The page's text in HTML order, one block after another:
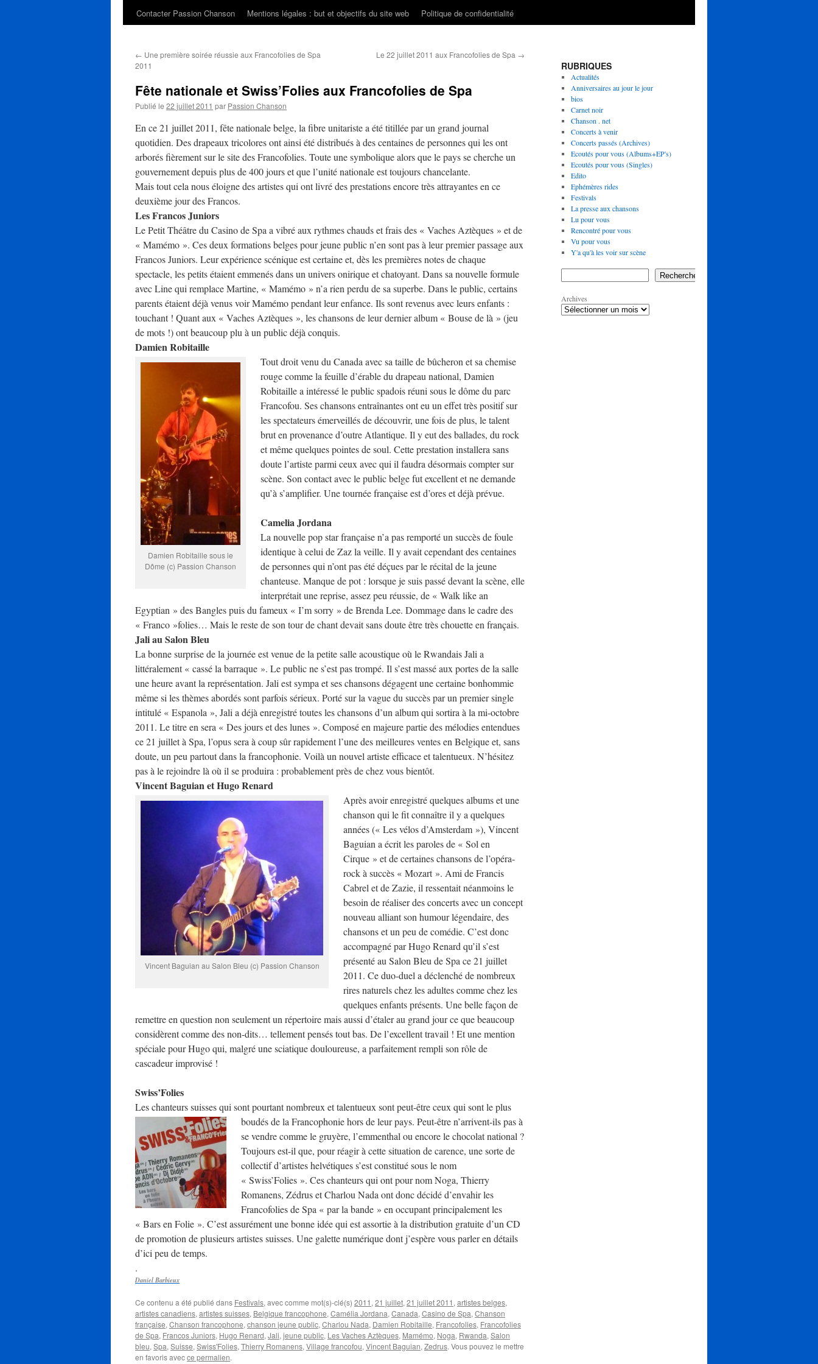
Contacter Passion Chanson
Mentions légales : but et objectifs du site web Politique de confidentialité
← Une première soirée réussie aux Francofolies de Spa
2011
Le 22 juillet 2011 aux Francofolies de Spa →
Fête nationale et Swiss’Folies aux Francofolies de Spa
Publié le 22 juillet 2011 par Passion Chanson
En ce 21 juillet 2011, fête nationale belge, la fibre unitariste a été titillée par un grand journal
quotidien. Des drapeaux tricolores ont ainsi été distribués à des centaines de personnes qui les ont
arborés fièrement sur le site des Francofolies. Toute une symbolique alors que le pays se cherche un
gouvernement depuis plus de 400 jours et que l’unité nationale est toujours chancelante.
Mais tout cela nous éloigne des artistes qui ont livré des prestations encore très attrayantes en ce
deuxième jour des Francos.
Les Francos Juniors
Le Petit Théâtre du Casino de Spa a vibré aux rythmes chauds et frais des « Vaches Aztèques » et de
« Mamémo ». Ces deux formations belges pour jeune public n’en sont pas à leur premier passage aux
Francos Juniors. Leur expérience scénique est certaine et, dès les premières notes de chaque
spectacle, les petits étaient emmenés dans un univers onirique et chatoyant. Dans sa nouvelle formule
avec Line qui remplace Martine, « Mamémo » n’a rien perdu de sa superbe. Dans le public, certains
parents étaient déjà venus voir Mamémo pendant leur enfance. Ils sont revenus avec leurs enfants :
touchant ! Quant aux « Vaches Aztèques », les chansons de leur dernier album « Bouse de là » (jeu
de mots !) ont beaucoup plu à un public déjà conquis.
Damien Robitaille
Damien Robitaille sous le
Dôme (c) Passion Chanson
Tout droit venu du Canada avec sa taille de bûcheron et sa chemise
rouge comme la feuille d’érable du drapeau national, Damien
Robitaille a intéressé le public spadois réuni sous le dôme du parc
Francofou. Ses chansons entraînantes ont eu un effet très positif sur
les spectateurs émerveillés de découvrir, une fois de plus, le talent
brut en provenance d’outre Atlantique. Il y eut des ballades, du rock
et même quelques pointes de soul. Cette prestation installera sans
doute l’artiste parmi ceux avec qui il faudra désormais compter sur
scène. Son contact avec le public belge fut excellent et ne demande
qu’à s’amplifier. Une tournée française est d’ores et déjà prévue.
Camelia Jordana
La nouvelle pop star française n’a pas remporté un succès de foule
identique à celui de Zaz la veille. Il y avait cependant des centaines
de personnes qui n’ont pas été déçues par le récital de la jeune
chanteuse. Manque de pot : lorsque je suis passé devant la scène, elle
interprétait une reprise, assez peu réussie, de « Walk like an
Egyptian » des Bangles puis du fameux « I’m sorry » de Brenda Lee. Dommage dans le cadre des
« Franco »folies… Mais le reste de son tour de chant devait sans doute être très chouette en français.
Jali au Salon Bleu
La bonne surprise de la journée est venue de la petite salle acoustique où le Rwandais Jali a
littéralement « cassé la barraque ». Le public ne s’est pas trompé. Il s’est massé aux portes de la salle
une heure avant la représentation. Jali est sympa et ses chansons dégagent une certaine bonhommie
même si les thèmes abordés sont parfois sérieux. Porté sur la vague du succès par un premier single
intitulé « Espanola », Jali a déjà enregistré toutes les chansons d’un album qui sortira à la mi-octobre
2011. Le titre en sera « Des jours et des lunes ». Composé en majeure partie des mélodies entendues
ce 21 juillet à Spa, l’opus sera à coup sûr rapidement l’une des meilleures ventes en Belgique et, sans
doute, un peu partout dans la francophonie. Voilà un nouvel artiste efficace et talentueux. N’hésitez
pas à le rejoindre là où il se produira : probablement près de chez vous bientôt.
Vincent Baguian et Hugo Renard
Vincent Baguian au Salon Bleu (c) Passion Chanson
Après avoir enregistré quelques albums et une
chanson qui le fit connaître il y a quelques
années (« Les vélos d’Amsterdam »), Vincent
Baguian a écrit les paroles de « Sol en
Cirque » et de certaines chansons de l’opéra-
rock à succès « Mozart ». Ami de Francis
Cabrel et de Zazie, il ressentait néanmoins le
besoin de réaliser des concerts avec un concept
nouveau alliant son humour légendaire, des
chansons et un peu de comédie. C’est donc
accompagné par Hugo Renard qu’il s’est
présenté au Salon Bleu de Spa ce 21 juillet
2011. Ce duo-duel a déclenché de nombreux
rires naturels chez les adultes comme chez les
quelques enfants présents. Une belle façon de
remettre en question non seulement un répertoire mais aussi d’étaler au grand jour ce que beaucoup
considèrent comme des non-dits… tellement pensés tout bas. De l’excellent travail ! Et une mention
spéciale pour Hugo qui, malgré une sciatique douloureuse, a parfaitement rempli son rôle de
cascadeur improvisé !
Swiss’Folies
Les chanteurs suisses qui sont pourtant nombreux et talentueux sont peut-être ceux qui sont le plus
boudés de la Francophonie hors de leur pays. Peut-être n’arrivent-ils pas à
se vendre comme le gruyère, l’emmenthal ou encore le chocolat national ?
Toujours est-il que, pour réagir à cette situation de carence, une sorte de
collectif d’artistes helvétiques s’est constitué sous le nom
« Swiss’Folies ». Ces chanteurs qui ont pour nom Noga, Thierry
Romanens, Zédrus et Charlou Nada ont donc décidé d’envahir les
Francofolies de Spa « par la bande » en occupant principalement les
« Bars en Folie ». C’est assurément une bonne idée qui est assortie à la distribution gratuite d’un CD
de promotion de plusieurs artistes suisses. Une galette numérique dont j’espère vous parler en détails
d’ici peu de temps.
.
Daniel Barbieux
Ce contenu a été publié dans Festivals, avec comme mot(s)-clé(s) 2011 , 21 juillet, 21 juillet 2011 , artistes belges,
artistes canadiens, artistes suisses, Belgique francophone, Camélia Jordana, Canada, Casino de Spa, Chanson
française, Chanson francophone, chanson jeune public, Charlou Nada, Damien Robitaille, Francofolies, Francofolies
de Spa, Francos Juniors, Hugo Renard, Jali, jeune public, Les Vaches Aztèques, Mamémo, Noga, Rwanda, Salon
bleu, Spa, Suisse, Swiss'Folies, Thierry Romanens, Village francofou, Vincent Baguian, Zedrus. Vous pouvez le mettre
en favoris avecce permalien.
RUBRIQUES
Actualités
Anniversaires au jour le jour
bios
Carnet noir
Chanson . net
Concerts à venir
Concerts passés (Archives)
Ecoutés pour vous (Albums+EP's)
Ecoutés pour vous (Singles)
Edito
Ephémères rides
Festivals
La presse aux chansons
Lu pour vous
Rencontré pour vous
Vu pour vous
Y'a qu'à les voir sur scène
Rechercher
Archives